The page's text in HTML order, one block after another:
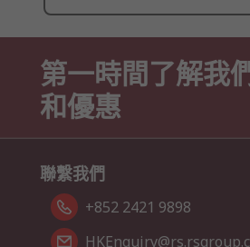
第一時間了解我
和優惠
聯繫我們
+852 2421 9898